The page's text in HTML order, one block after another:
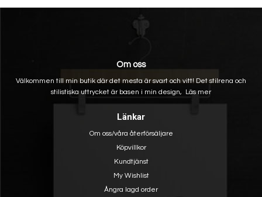
Om oss
Välkommen till min butik där det mesta är svart och vitt! Det stilrena och
stilistiska uttrycket är basen i min design, Läs mer
Länkar
Om oss/våra återförsäljare
Köpvillkor
Kundtjänst
My Wishlist
Ångra lagd order